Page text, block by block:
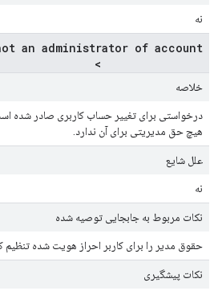
نه
an administrator of account
خلاصه
درخواستی برای تغییر حساب کاربری صادر شده
هیچ حق مدیریتی برای آن ندارد.
علل شایع
نه
نکات مربوط به جابجایی توصیه شده
حقوق مدیر را برای کاربر احراز هویت شده تنظیم
نکات پیشگیری